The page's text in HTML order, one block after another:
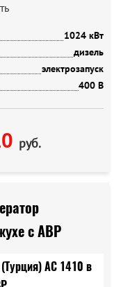
1024 кВт
дизель
электрозапуск
400 В
руб.
с АВР